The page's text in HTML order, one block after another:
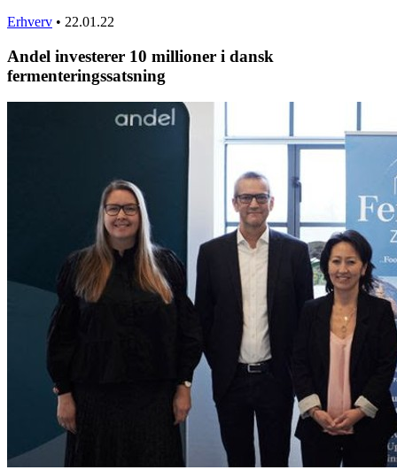
Erhverv • 22.01.22
Andel investerer 10 millioner i dansk
fermenteringssatsning